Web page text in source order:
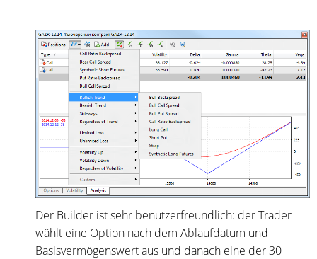
Der Builder ist sehr benutzerfreundlich: der Trader
wählt eine Option nach dem Ablaufdatum und
Basisvermögenswert aus und danach eine der 30